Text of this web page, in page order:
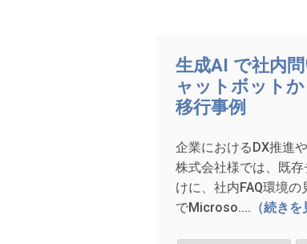
生成AI で社内
ャットボット
移行事例
企業におけるDX推進
株式会社様では、既
けに、社内FAQ環境
でMicroso.... （続きを